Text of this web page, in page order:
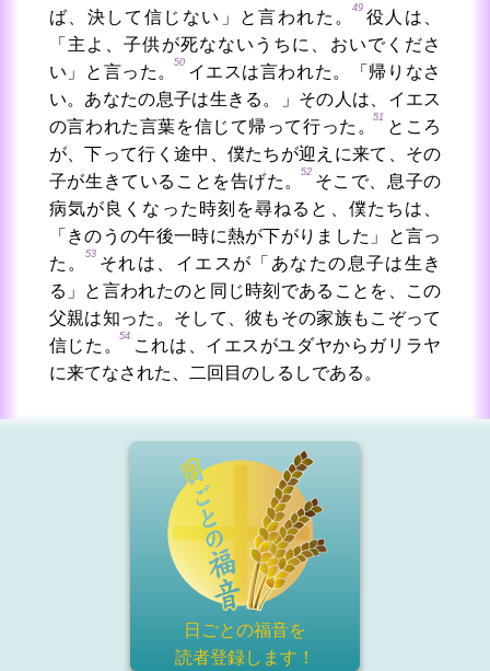
ば、決して信じない」と言われた。
49
役人は、
「主よ、子供が死なないうちに、おいでくださ
い」と言った。
50
イエスは言われた。「帰りなさ
い。あなたの息子は生きる。」その人は、イエス
の言われた言葉を信じて帰って行った。
51
ところ
が、下って行く途中、僕たちが迎えに来て、その
子が生きていることを告げた。
52
そこで、息子の
病気が良くなった時刻を尋ねると、僕たちは、
「きのうの午後一時に熱が下がりました」と言っ
た。
53
それは、イエスが「あなたの息子は生き
る」と言われたのと同じ時刻であることを、この
父親は知った。そして、彼もその家族もこぞって
信じた。
54
これは、イエスがユダヤからガリラヤ
に来てなされた、二回目のしるしである。
日ごとの福音を
読者登録します！